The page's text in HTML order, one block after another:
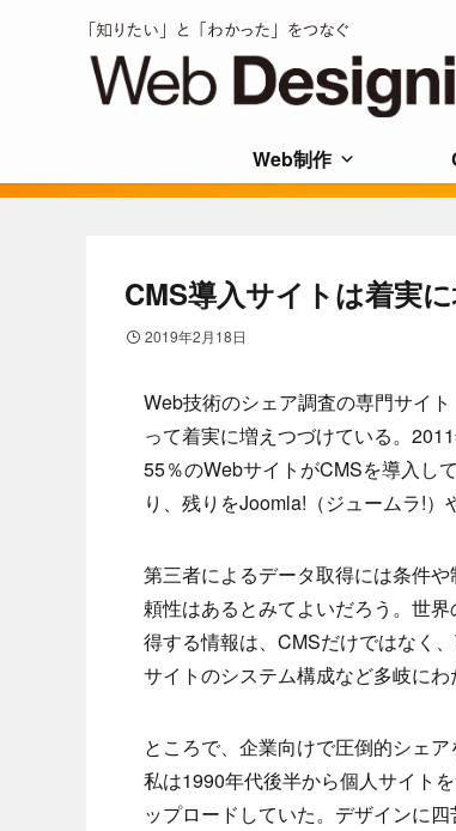
Web制作
CMS導入サイトは着実
2019年2月18日
Web技術のシェア調査の専門サイ
って着実に増えつづけている。
55％のWebサイトがCMSを導入し
り、残りをJoomla!（ジュームラ!）
第三者によるデータ取得には条件
頼性はあるとみてよいだろう。世
得する情報は、CMSだけではなく
サイトのシステム構成など多岐にわ
ところで、企業向けで圧倒的シェ
私は1990年代後半から個人サイト
ップロードしていた。デザインに